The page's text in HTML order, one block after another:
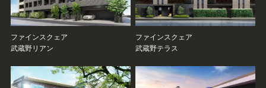
ファインスクェア
武蔵野リアン
ファインスクェア
武蔵野テラス